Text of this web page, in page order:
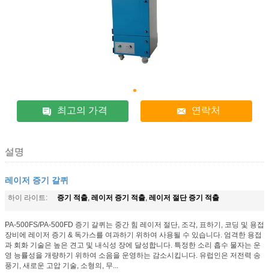
최고의 가격 연락처
설명
레이저 증기 갈퀴
하이 라이트: 증기 적출, 레이저 증기 적출, 레이저 절단 증기 적출
PA-500FS/PA-500FD 증기 갈퀴는 중간 힘 레이저 절단, 조각, 표하기, 코딩 및 용접
장비에 레이저 증기 & 독가스를 여과하기 위하여 사용될 수 있습니다. 엄격한 용접
과 회화 기술은 높은 견고 및 내식성 장에 달성합니다. 특정한 소리 흡수 물자는 운
영 능률성을 개량하기 위하여 소음을 운영하는 감소시킵니다. 유럽인은 저전력 송
풍기, 새로운 고압 기술, 소형의, 무...